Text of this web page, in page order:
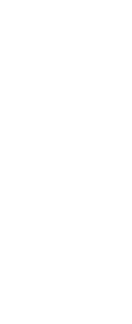
Inc./30-2,
指し示すものとしま
項は完全に有効に存